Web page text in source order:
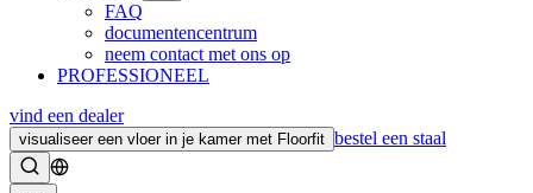
FAQ
documentencentrum
neem contact met ons op
PROFESSIONEEL
vind een dealer
visualiseer een vloer in je kamer met Floorfit bestel een staal
Zoeken